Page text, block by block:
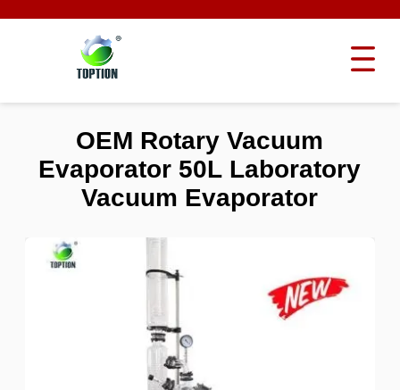
OEM Rotary Vacuum
Evaporator 50L Laboratory
Vacuum Evaporator